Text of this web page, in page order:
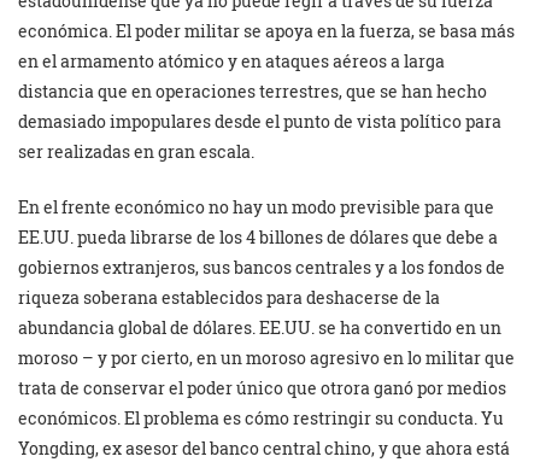
económica. El poder militar se apoya en la fuerza, se basa más
en el armamento atómico y en ataques aéreos a larga
distancia que en operaciones terrestres, que se han hecho
demasiado impopulares desde el punto de vista político para
ser realizadas en gran escala.
En el frente económico no hay un modo previsible para que
EE.UU. pueda librarse de los 4 billones de dólares que debe a
gobiernos extranjeros, sus bancos centrales y a los fondos de
riqueza soberana establecidos para deshacerse de la
abundancia global de dólares. EE.UU. se ha convertido en un
moroso – y por cierto, en un moroso agresivo en lo militar que
trata de conservar el poder único que otrora ganó por medios
económicos. El problema es cómo restringir su conducta. Yu
Yongding, ex asesor del banco central chino, y que ahora está